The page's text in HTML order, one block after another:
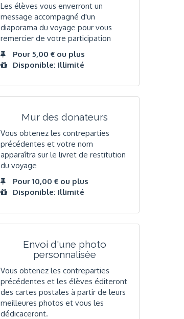
Les élèves vous enverront un
message accompagné d'un
diaporama du voyage pour vous
remercier de votre participation
Pour 5,00 € ou plus
Disponible: Illimité
Mur des donateurs
Vous obtenez les contreparties
précédentes et votre nom
apparaîtra sur le livret de restitution
du voyage
Pour 10,00 € ou plus
Disponible: Illimité
Envoi d'une photo
personnalisée
Vous obtenez les contreparties
précédentes et les élèves éditeront
des cartes postales à partir de leurs
meilleures photos et vous les
dédicaceront.